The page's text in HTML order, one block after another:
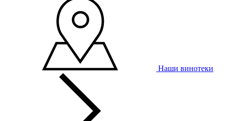
Наши винотеки